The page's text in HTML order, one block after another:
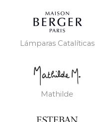
Lámparas Catalíticas
Mathilde